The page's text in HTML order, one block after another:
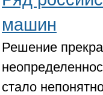
машин
Решение
стало